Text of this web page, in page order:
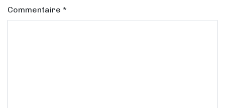
Commentaire *